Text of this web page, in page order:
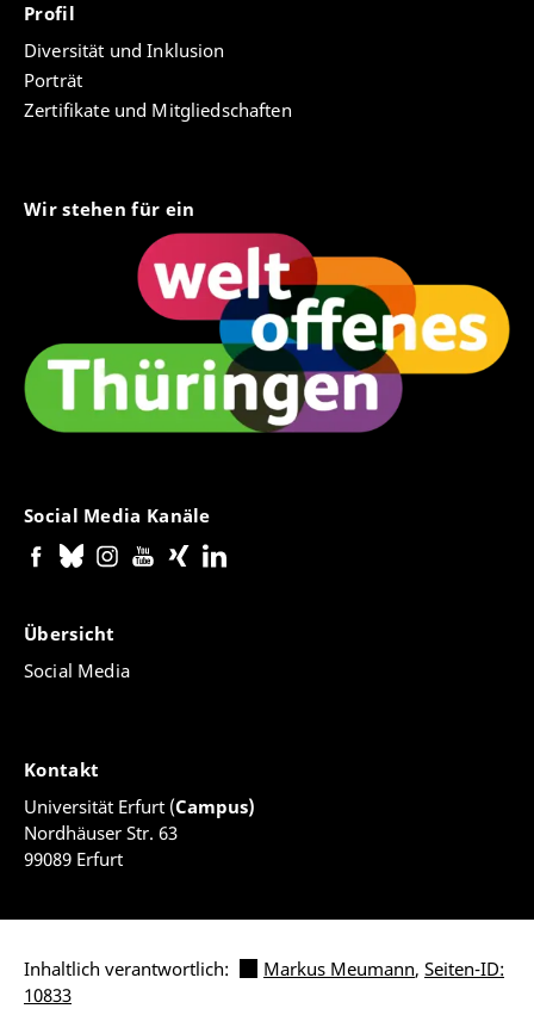
Profil
Diversität und Inklusion
Porträt
Zertifikate und Mitgliedschaften
Wir stehen für ein
Social Media Kanäle
Übersicht
Social Media
Kontakt
Universität Erfurt (Campus)
Nordhäuser Str. 63
99089 Erfurt
Inhaltlich verantwortlich: Markus Meumann, Seiten-ID:
10833